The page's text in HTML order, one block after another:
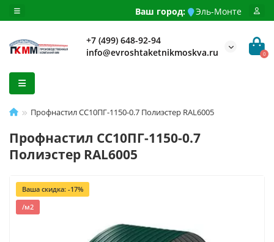
Ваш город: Эль-Монте
+7 (499) 648-92-94
info@evroshtaketnikmoskva.ru
0
Профнастил СС10ПГ-1150-0.7 Полиэстер RAL6005
Профнастил СС10ПГ-1150-0.7
Полиэстер RAL6005
Ваша скидка: -17%
/м2